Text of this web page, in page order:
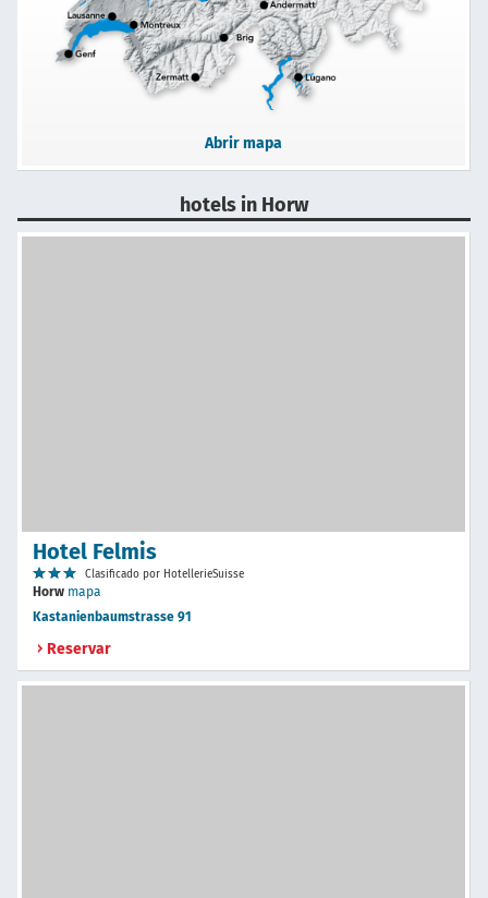
Abrir mapa
hotels in Horw
Hotel Felmis
Clasificado por HotellerieSuisse
Horw mapa
Kastanienbaumstrasse 91
Reservar